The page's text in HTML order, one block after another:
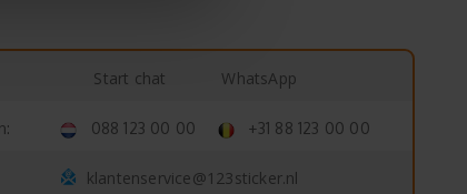
Start chat WhatsApp
088 123 00 00 +31 88 123 00 00
klantenservice@123sticker.nl